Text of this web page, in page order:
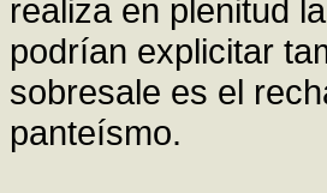
realiza en plenitud
podrían explicitar
sobresale es el
panteísmo.